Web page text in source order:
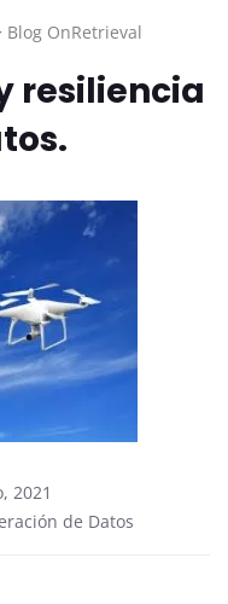
Blog OnRetrieval
resiliencia
2021
de Datos